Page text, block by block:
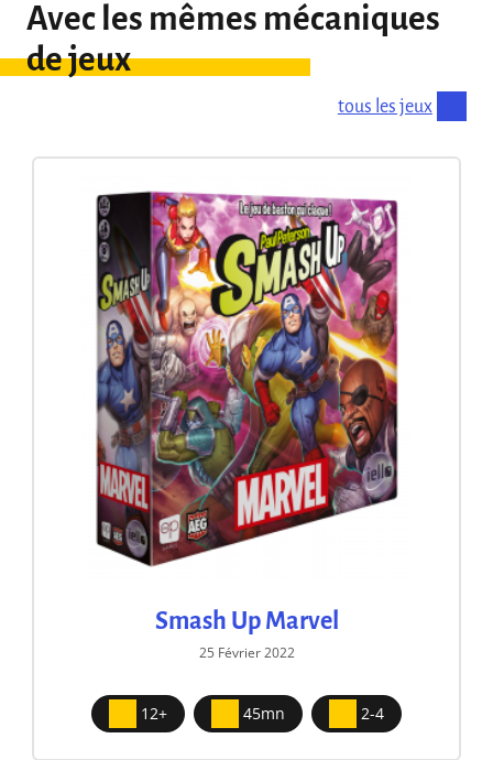
Avec les mêmes mécaniques
de jeux
tous les jeux
Smash Up Marvel
25 Février 2022
12+ 45mn 2-4